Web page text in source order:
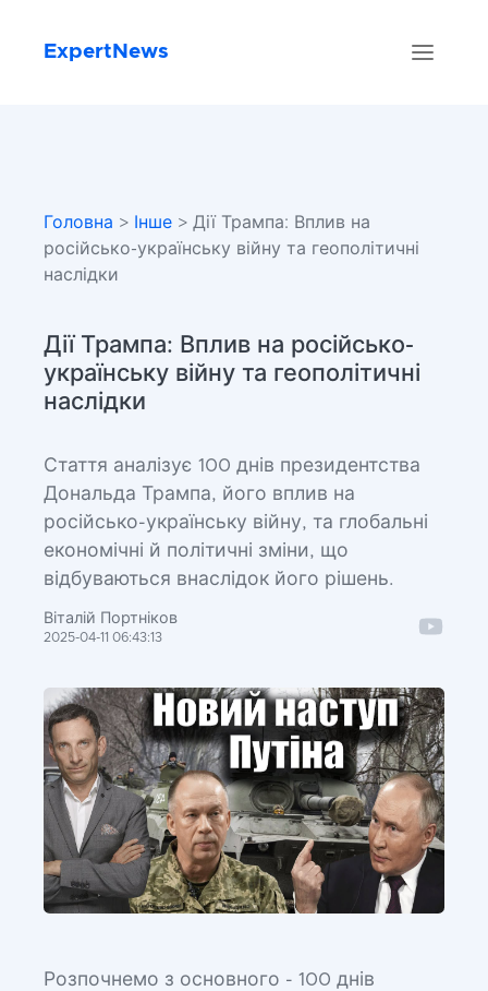
ExpertNews
Головна > Інше > Дії Трампа: Вплив на
російсько-українську війну та геополітичні
наслідки
Дії Трампа: Вплив на російсько-
українську війну та геополітичні
наслідки
Стаття аналізує 100 днів президентства
Дональда Трампа, його вплив на
російсько-українську війну, та глобальні
економічні й політичні зміни, що
відбуваються внаслідок його рішень.
Віталій Портніков
2025-04-11 06:43:13
Розпочнемо з основного - 100 днів